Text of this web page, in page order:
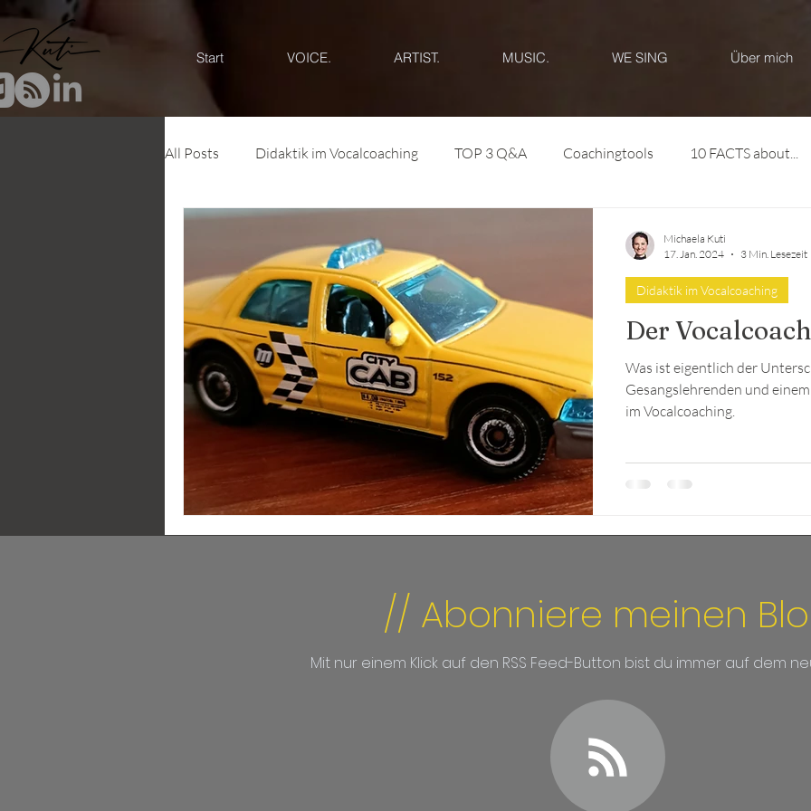
Start VOICE. ARTIST. MUSIC. WE SING Über mich
All Posts Didaktik im Vocalcoaching TOP 3 Q&A Coachingtools 10 FACTS about...
Der
Was ist eigentlich der
Gesangslehrenden und
im Vocalcoaching.
Didaktik im Vocalcoaching
Michaela Kuti
17. Jan. 2024
3 Min. Lesezeit
// Abonniere meinen
Mit nur einem Klick auf den RSS Feed-Button bist du immer auf dem